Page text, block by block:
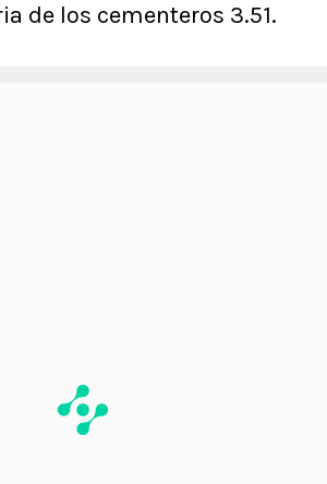
de los cementeros 3.51.